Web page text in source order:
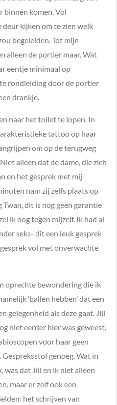
binnen komen. Vol
kijken om te zien welk
begeleiden. Tot mijn
alleen de portier maar. Wat
eentje minimaal op
rondleiding door de portier
drankje.
naar het toilet te lopen. In
tattoo op haar
om op de terugweg
alleen dat de dame, die zich
en het gesprek met mij
nam zij zelfs plaats op
Twan, dit is nog geen garantie
ik nog tegen mijzelf. Ik had al
seks- dit een leuk gesprek
vol met onverwachte
oprechte bewondering die ik
‘ballen hebben’ dat een
gelegenheid als deze gaat. Jill
niet eerder hier was geweest,
voor haar geen
genoeg. Wat in
was dat Jill en ik niet alleen
maar er zelf ook een
het schrijven van